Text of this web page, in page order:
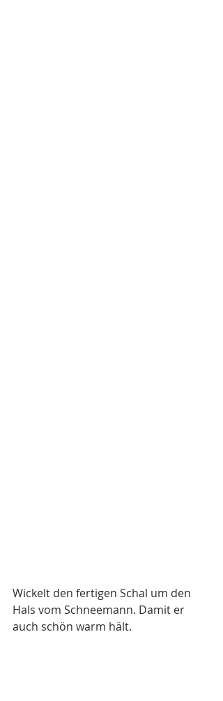
Wickelt den fertigen Schal um den
Hals vom Schneemann. Damit er
auch schön warm hält.